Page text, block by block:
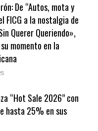
De “Autos, mota y
FICG a la nostalgia de
Querer Queriendo»,
momento en la
“Hot Sale 2026” con
hasta 25% en sus